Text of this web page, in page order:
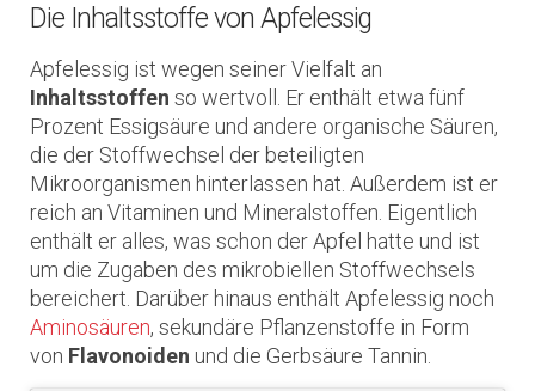
Die Inhaltsstoffe von Apfelessig
Apfelessig ist wegen seiner Vielfalt an
Inhaltsstoffen so wertvoll. Er enthält etwa fünf
Prozent Essigsäure und andere organische Säuren,
die der Stoffwechsel der beteiligten
Mikroorganismen hinterlassen hat. Außerdem ist er
reich an Vitaminen und Mineralstoffen. Eigentlich
enthält er alles, was schon der Apfel hatte und ist
um die Zugaben des mikrobiellen Stoffwechsels
bereichert. Darüber hinaus enthält Apfelessig noch
Aminosäuren, sekundäre Pflanzenstoffe in Form
von Flavonoiden und die Gerbsäure Tannin.